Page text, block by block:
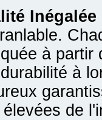
Inégalée
à partir
à
élevées de